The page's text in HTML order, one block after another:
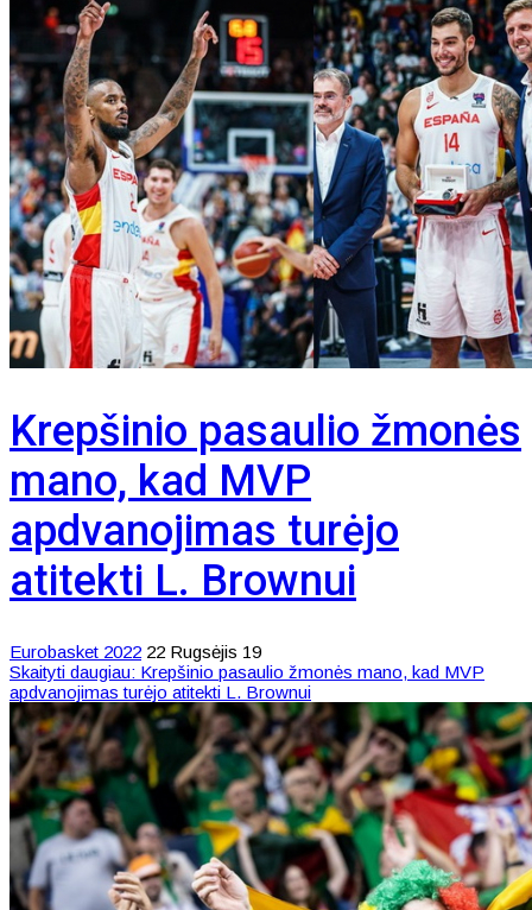
Krepšinio pasaulio žmonės
mano, kad MVP
apdvanojimas turėjo
atitekti L. Brownui
Eurobasket 2022 22 Rugsėjis 19
Skaityti daugiau: Krepšinio pasaulio žmonės mano, kad MVP
apdvanojimas turėjo atitekti L. Brownui